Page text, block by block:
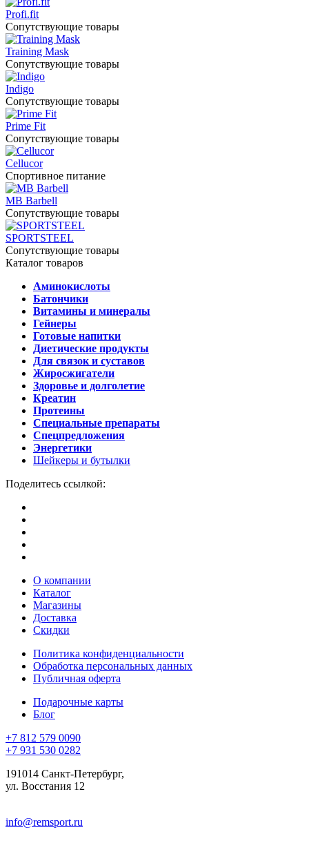
Profi.fit
Сопутствующие товары
Training Mask
Сопутствующие товары
Indigo
Сопутствующие товары
Prime Fit
Сопутствующие товары
Cellucor
Спортивное питание
MB Barbell
Сопутствующие товары
SPORTSTEEL
Сопутствующие товары
Каталог товаров
Аминокислоты
Батончики
Витамины и минералы
Гейнеры
Готовые напитки
Диетические продукты
Для связок и суставов
Жиросжигатели
Здоровье и долголетие
Креатин
Протеины
Специальные препараты
Спецпредложения
Энергетики
Шейкеры и бутылки
Поделитесь ссылкой:
О компании
Каталог
Магазины
Доставка
Скидки
Политика конфиденциальности
Обработка персональных данных
Публичная оферта
Подарочные карты
Блог
+7 812 579 0090
+7 931 530 0282
191014 Санкт-Петербург,
ул. Восстания 12
info@remsport.ru